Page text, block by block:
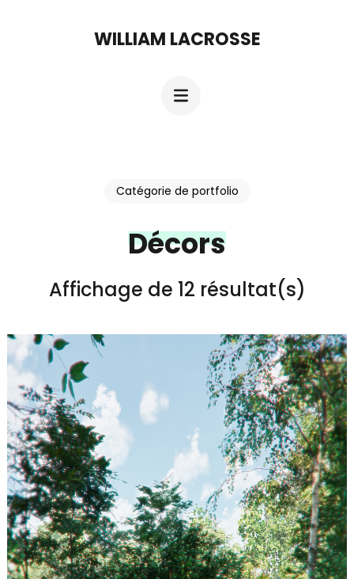
WILLIAM LACROSSE
Catégorie de portfolio
Décors
Affichage de 12 résultat(s)